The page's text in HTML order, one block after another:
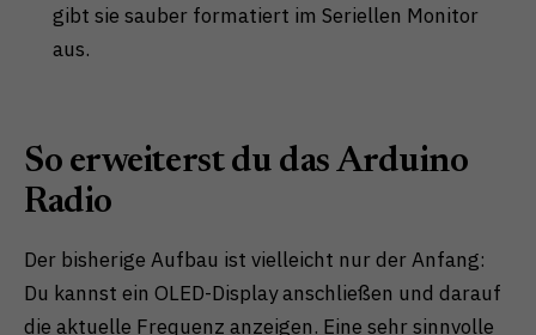
gibt sie sauber formatiert im Seriellen Monitor
aus.
So erweiterst du das Arduino
Radio
Der bisherige Aufbau ist vielleicht nur der Anfang:
Du kannst ein OLED-Display anschließen und darauf
die aktuelle Frequenz anzeigen. Eine sehr sinnvolle